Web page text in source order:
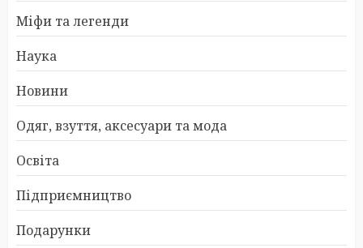
Міфи та легенди
Наука
Новини
Одяг, взуття, аксесуари та мода
Освіта
Підприємництво
Подарунки